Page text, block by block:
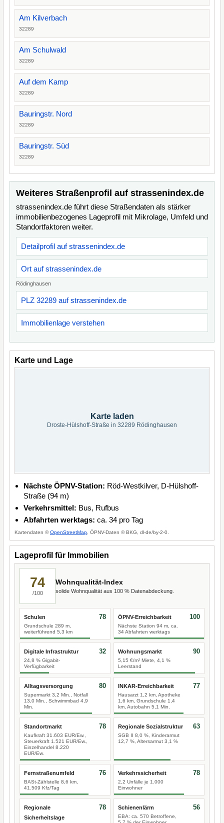
Am Kilverbach
32289
Am Schulwald
32289
Auf dem Kamp
32289
Bauringstr. Nord
32289
Bauringstr. Süd
32289
Weiteres Straßenprofil auf strassenindex.de
strassenindex.de führt diese Straßendaten als stärker
immobilienbezogenes Lageprofil mit Mikrolage, Umfeld und
Standortfaktoren weiter.
Detailprofil auf strassenindex.de
Ort auf strassenindex.de
Rödinghausen
PLZ 32289 auf strassenindex.de
Immobilienlage verstehen
Karte und Lage
Karte laden
Droste-Hülshoff-Straße in 32289 Rödinghausen
Nächste ÖPNV-Station: Röd-Westkilver, D-Hülshoff-
Straße (94 m)
Verkehrsmittel: Bus, Rufbus
Abfahrten werktags: ca. 34 pro Tag
Kartendaten ©OpenStreetMap , ÖPNV-Daten © BKG, dl-de/by-2-0.
Lageprofil für Immobilien
74
/100
Wohnqualität-Index
solide Wohnqualität aus 100 % Datenabdeckung.
Schulen
Grundschule 289 m,
weiterführend 5,3 km
78 ÖPNV-Erreichbarkeit
Nächste Station 94 m, ca.
34 Abfahrten werktags
100
Digitale Infrastruktur
24,8 % Gigabit-
Verfügbarkeit
32 Wohnungsmarkt
5,15 €/m² Miete, 4,1 %
Leerstand
90
Alltagsversorgung
Supermarkt 3,2 Min., Notfall
13,0 Min., Schwimmbad 4,9
Min.
80 INKAR-Erreichbarkeit
Hausarzt 1,2 km, Apotheke
1,6 km, Grundschule 1,4
km, Autobahn 5,1 Min.
77
Standortmarkt
Kaufkraft 31.603 EUR/Ew.,
Steuerkraft 1.521 EUR/Ew.,
Einzelhandel 8.220
EUR/Ew.
78 Regionale Sozialstruktur
SGB II 8,0 %, Kinderarmut
12,7 %, Altersarmut 3,1 %
63
Fernstraßenumfeld
BASt-Zählstelle 8,6 km,
41.509 Kfz/Tag
76 Verkehrssicherheit
2,2 Unfälle je 1.000
Einwohner
78
Regionale
Sicherheitslage
78 Schienenlärm
EBA: ca. 570 Betroffene,
56